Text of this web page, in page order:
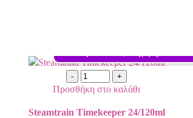
Προσθήκη στο καλάθι
Steamtrain Timekeeper 24/120ml